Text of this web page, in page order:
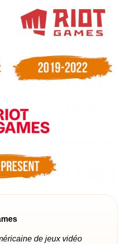
de jeux vidéo